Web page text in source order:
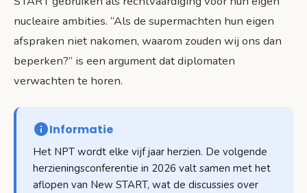
nucleaire ambities. “Als de supermachten hun eigen
afspraken niet nakomen, waarom zouden wij ons dan
beperken?” is een argument dat diplomaten
verwachten te horen.
Informatie
Het NPT wordt elke vijf jaar herzien. De volgende
herzieningsconferentie in 2026 valt samen met het
aflopen van New START, wat de discussies over